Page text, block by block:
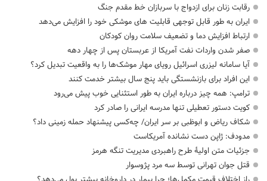
رقابت زنان برای ازدواج با سربازان خط مقدم جنگ
ایران به طور قابل توجهی قابلیت های موشکی خود را افزایش می‌دهد
ارتباط افزایش دما و تضعیف سلامت روان کودکان
صفر شدن واردات نفت آمریکا از عربستان پس از چهار دهه
آیا سامانه لیزری اسرائیل رویای مهار موشک‌ها را به واقعیت تبدیل کرد؟
این افراد برای بازنشستگی باید پنج سال بیشتر خدمت کنند
ترامپ: همه چیز درباره ایران به طور استثنایی خوب پیش می‌رود
کویت دستور تعطیلی تنها مدرسه ایرانی را صادر کرد
شکاف ریاض و ابوظبی بر سر ایران/ چه‌کسی پیشنهاد حمله زمینی داد؟
مدودف: ژاپن دست نشانده آمریکاست
جزئیات متن اولیۀ طرح راهبردی مدیریت تنگه هرمز
قتل جوان تهرانی توسط سه مرد پژوسوار